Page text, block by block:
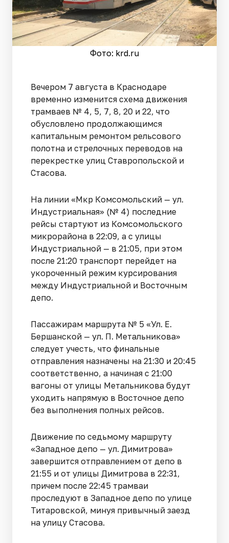
Фото: krd.ru
Вечером 7 августа в Краснодаре
временно изменится схема движения
трамваев № 4, 5, 7, 8, 20 и 22, что
обусловлено продолжающимся
капитальным ремонтом рельсового
полотна и стрелочных переводов на
перекрестке улиц Ставропольской и
Стасова.
На линии «Мкр Комсомольский — ул.
Индустриальная» (№ 4) последние
рейсы стартуют из Комсомольского
микрорайона в 22:09, а с улицы
Индустриальной — в 21:05, при этом
после 21:20 транспорт перейдет на
укороченный режим курсирования
между Индустриальной и Восточным
депо.
Пассажирам маршрута № 5 «Ул. Е.
Бершанской — ул. П. Метальникова»
следует учесть, что финальные
отправления назначены на 21:30 и 20:45
соответственно, а начиная с 21:00
вагоны от улицы Метальникова будут
уходить напрямую в Восточное депо
без выполнения полных рейсов.
Движение по седьмому маршруту
«Западное депо — ул. Димитрова»
завершится отправлением от депо в
21:55 и от улицы Димитрова в 22:31,
причем после 22:45 трамваи
проследуют в Западное депо по улице
Титаровской, минуя привычный заезд
на улицу Стасова.